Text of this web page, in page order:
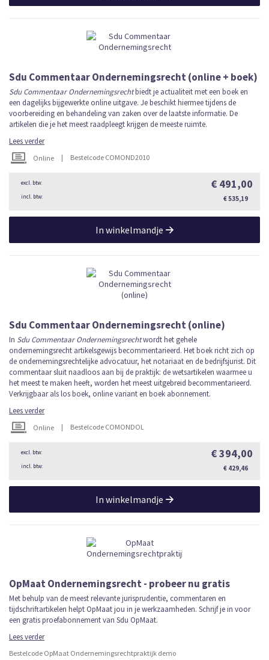
Sdu Commentaar Ondernemingsrecht (online + boek)
Sdu Commentaar Ondernemingsrechtbiedt je actualiteit met een boek en
een dagelijks bijgewerkte online uitgave. Je beschikt hiermee tijdens de
voorbereiding en behandeling van zaken over de laatste informatie. De
artikelen die je het meest raadpleegt krijgen de meeste ruimte.
Lees verder
Online | Bestelcode COMOND2010
€ 491,00
€ 535,19
In winkelmandje
Sdu Commentaar Ondernemingsrecht (online)
In Sdu Commentaar Ondernemingsrechtwordt het gehele
ondernemingsrecht artikelsgewijs becommentarieerd. Het boek richt zich op
de ondernemingsrechtelijke advocatuur, het notariaat en de bedrijfsjurist. Dit
commentaar sluit naadloos aan bij de praktijk: de wetsartikelen waarmee u
het meest te maken heeft, worden het meest uitgebreid becommentarieerd.
Verkrijgbaar als los boek, online variant en boek abonnement.
Lees verder
Online | Bestelcode COMONDOL
€ 394,00
€ 429,46
In winkelmandje
OpMaat Ondernemingsrecht - probeer nu gratis
Met behulp van de meest relevante jurisprudentie, commentaren en
tijdschriftartikelen helpt OpMaat jou in je werkzaamheden. Schrijf je in voor
een gratis proefabonnement van Sdu OpMaat.
Lees verder
Bestelcode OpMaat Ondernemingsrechtpraktijk demo